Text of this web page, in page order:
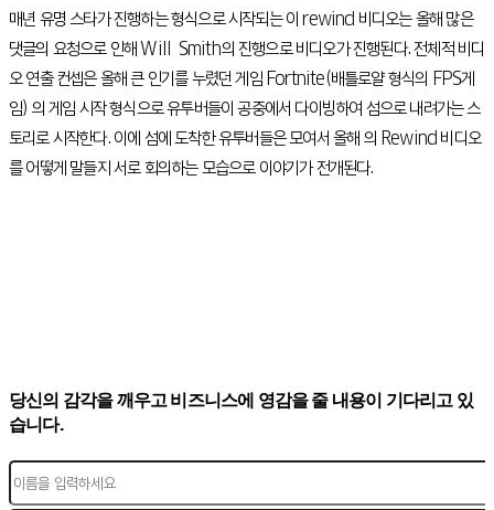
매년 유명 스타가 진행하는 형식으로 시작되는 이 rewind 비디오는 올해 많은
댓글의 요청으로 인해 Will Smith의 진행으로 비디오가 진행된다. 전체적 비디
오 연출 컨셉은 올해 큰 인기를 누렸던 게임 Fortnite(배틀로얄 형식의 FPS게
임) 의 게임 시작 형식으로 유투버들이 공중에서 다이빙하여 섬으로 내려가는 스
토리로 시작한다. 이에 섬에 도착한 유투버들은 모여서 올해 의 Rewind 비디오
를 어떻게 말들지 서로 회의하는 모습으로 이야기가 전개된다.
당신의 감각을 깨우고 비즈니스에 영감을 줄 내용이 기다리고 있
습니다.